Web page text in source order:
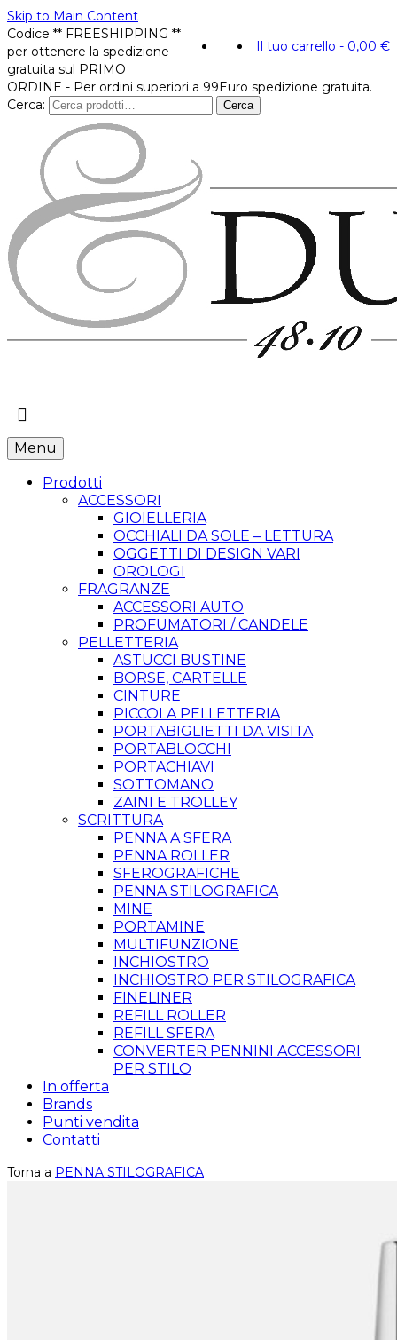
Skip to Main Content
Il tuo carrello - 0,00 €
Codice ** FREESHIPPING **
per ottenere la spedizione
gratuita sul PRIMO
ORDINE - Per ordini superiori a 99Euro spedizione gratuita.
Cerca:
Cerca
Menu
Prodotti
ACCESSORI
GIOIELLERIA
OCCHIALI DA SOLE – LETTURA
OGGETTI DI DESIGN VARI
OROLOGI
FRAGRANZE
ACCESSORI AUTO
PROFUMATORI / CANDELE
PELLETTERIA
ASTUCCI BUSTINE
BORSE, CARTELLE
CINTURE
PICCOLA PELLETTERIA
PORTABIGLIETTI DA VISITA
PORTABLOCCHI
PORTACHIAVI
SOTTOMANO
ZAINI E TROLLEY
SCRITTURA
PENNA A SFERA
PENNA ROLLER
SFEROGRAFICHE
PENNA STILOGRAFICA
MINE
PORTAMINE
MULTIFUNZIONE
INCHIOSTRO
INCHIOSTRO PER STILOGRAFICA
FINELINER
REFILL ROLLER
REFILL SFERA
CONVERTER PENNINI ACCESSORI
PER STILO
In offerta
Brands
Punti vendita
Contatti
Torna a PENNA STILOGRAFICA